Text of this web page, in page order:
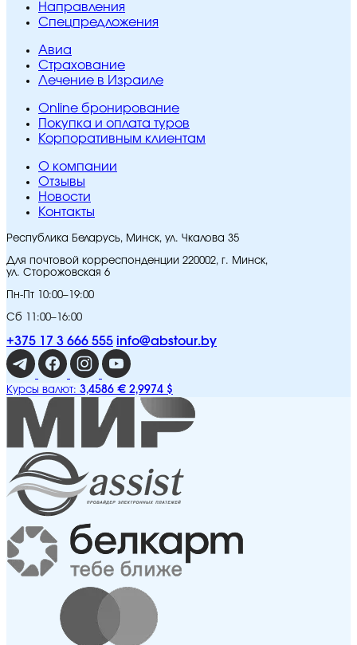
Направления
Спецпредложения
Авиа
Страхование
Лечение в Израиле
Online бронирование
Покупка и оплата туров
Корпоративным клиентам
O компании
Отзывы
Новости
Контакты
Республика Беларусь, Минск, ул. Чкалова 35
Для почтовой корреспонденции 220002, г. Минск,
ул. Сторожовская 6
Пн-Пт 10:00–19:00
Сб 11:00–16:00
+375 17 3 666 555 info@abstour.by
Курсы валют: 3,4586 € 2,9974 $